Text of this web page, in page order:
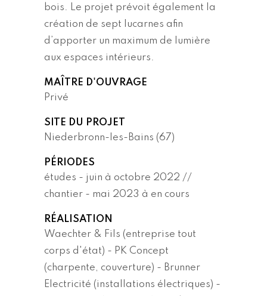
bois. Le projet prévoit également la
création de sept lucarnes afin
d’apporter un maximum de lumière
aux espaces intérieurs.
MAÎTRE D'OUVRAGE
Privé
SITE DU PROJET
Niederbronn-les-Bains (67)
PÉRIODES
études - juin à octobre 2022 //
chantier - mai 2023 à en cours
RÉALISATION
Waechter & Fils (entreprise tout
corps d'état) - PK Concept
(charpente, couverture) - Brunner
Electricité (installations électriques) -